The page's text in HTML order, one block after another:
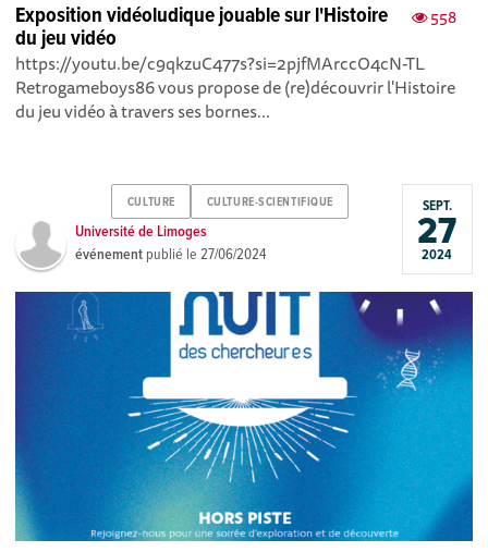
558
Exposition vidéoludique jouable sur l'Histoire
du jeu vidéo
https://youtu.be/c9qkzuC477s?si=2pjfMArccO4cN-TL
Retrogameboys86 vous propose de (re)découvrir l'Histoire
du jeu vidéo à travers ses bornes...
CULTURE CULTURE-SCIENTIFIQUE
Université de Limoges
événement publié le27/06/2024
SEPT.
27
2024